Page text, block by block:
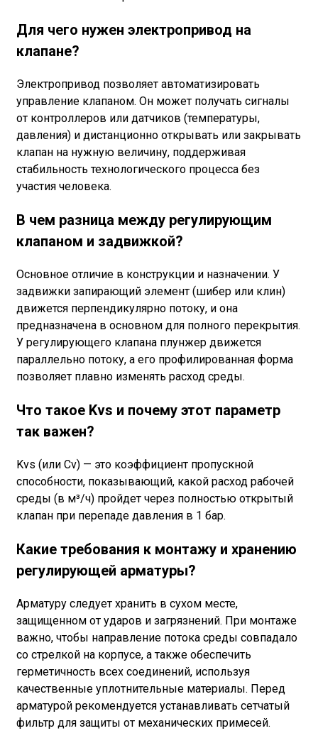
Для чего нужен электропривод на
клапане?
Электропривод позволяет автоматизировать
управление клапаном. Он может получать сигналы
от контроллеров или датчиков (температуры,
давления) и дистанционно открывать или закрывать
клапан на нужную величину, поддерживая
стабильность технологического процесса без
участия человека.
В чем разница между регулирующим
клапаном и задвижкой?
Основное отличие в конструкции и назначении. У
задвижки запирающий элемент (шибер или клин)
движется перпендикулярно потоку, и она
предназначена в основном для полного перекрытия.
У регулирующего клапана плунжер движется
параллельно потоку, а его профилированная форма
позволяет плавно изменять расход среды.
Что такое Kvs и почему этот параметр
так важен?
Kvs (или Cv) — это коэффициент пропускной
способности, показывающий, какой расход рабочей
среды (в м³/ч) пройдет через полностью открытый
клапан при перепаде давления в 1 бар.
Какие требования к монтажу и хранению
регулирующей арматуры?
Арматуру следует хранить в сухом месте,
защищенном от ударов и загрязнений. При монтаже
важно, чтобы направление потока среды совпадало
со стрелкой на корпусе, а также обеспечить
герметичность всех соединений, используя
качественные уплотнительные материалы. Перед
арматурой рекомендуется устанавливать сетчатый
фильтр для защиты от механических примесей.